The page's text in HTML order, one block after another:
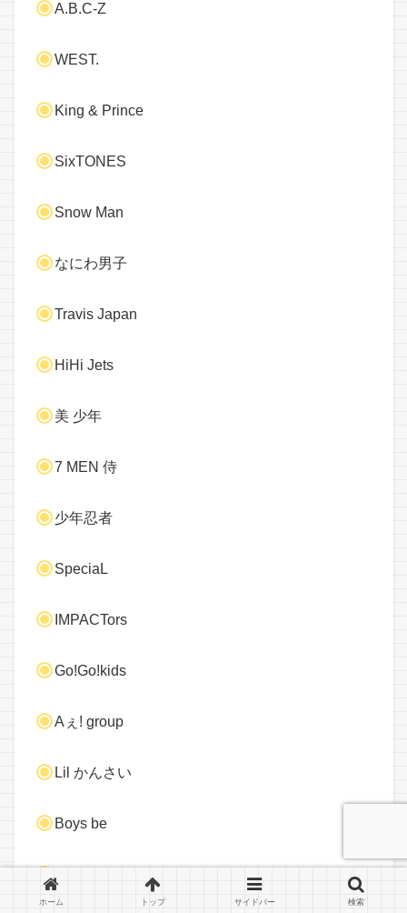
A.B.C-Z
WEST.
King & Prince
SixTONES
Snow Man
なにわ男子
Travis Japan
HiHi Jets
美 少年
7 MEN 侍
少年忍者
SpeciaL
IMPACTors
Go!Go!kids
Aぇ! group
Lil かんさい
Boys be
AmBitious
ホーム トップ サイドバー 検索